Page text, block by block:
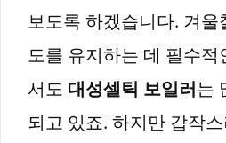
보도록 하겠습니다. 겨울
도를 유지하는 데 필수적
서도 대성셀틱 보일러는
되고 있죠. 하지만 갑작